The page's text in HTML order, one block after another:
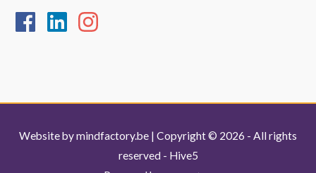
Website bymindfactory.be | Copyright © 2026 - All rights
reserved - Hive5